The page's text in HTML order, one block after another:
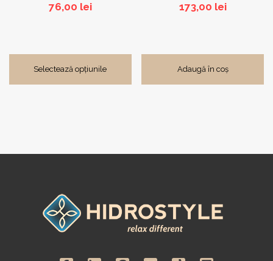
76,00 lei
Selectează opțiunile
173,00 lei
Adaugă în coș